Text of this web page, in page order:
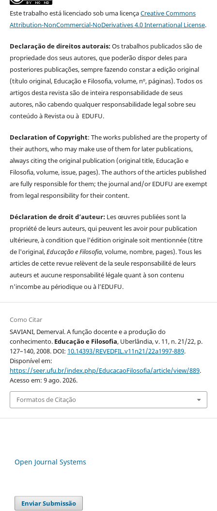
Este trabalho está licenciado sob uma licençaCreative Commons
Attribution-NonCommercial-NoDerivatives 4.0 International License.
Declaração de direitos autorais:Os trabalhos publicados são de
propriedade dos seus autores, que poderão dispor deles para
posteriores publicações, sempre fazendo constar a edição original
(título original, Educação e Filosofia, volume, nº, páginas). Todos os
artigos desta revista são de inteira responsabilidade de seus
autores, não cabendo qualquer responsabilidade legal sobre seu
conteúdo à Revista ou à EDUFU.
Declaration of Copyright: The works published are the property of
their authors, who may make use of them for later publications,
always citing the original publication (original title, Educação e
Filosofia, volume, issue, pages). The authors of the articles published
are fully responsible for them; the journal and/or EDUFU are exempt
from legal responsibility for their content.
Déclaration de droit d’auteur: Les œuvres publiées sont la
propriété de leurs auteurs, qui peuvent les avoir pour publication
ultérieure, à condition que l'édition originale soit mentionnée (titre
de l'original,Educação e Filosofia, volume, nombre, pages). Tous les
articles de cette revue relèvent de la seule responsabilité de leurs
auteurs et aucune responsabilité légale quant à son contenu
n'incombe au périodique ou à l’EDUFU.
Como Citar
SAVIANI, Demerval. A função docente e a produção do
conhecimento. Educação e Filosofia, Uberlândia, v. 11, n. 21/22, p.
127–140, 2008. DOI: 10.14393/REVEDFIL.v11n21/22a1997-889.
Disponível em:
https://seer.ufu.br/index.php/EducacaoFilosofia/article/view/889.
Acesso em: 9 ago. 2026.
Formatos de Citação
Open Journal Systems
Enviar Submissão